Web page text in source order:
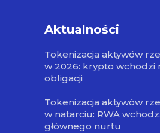
Aktualności
Tokenizacja aktywów
w 2026: krypto wchodzi
obligacji
Tokenizacja aktywów
w natarciu: RWA
głównego nurtu